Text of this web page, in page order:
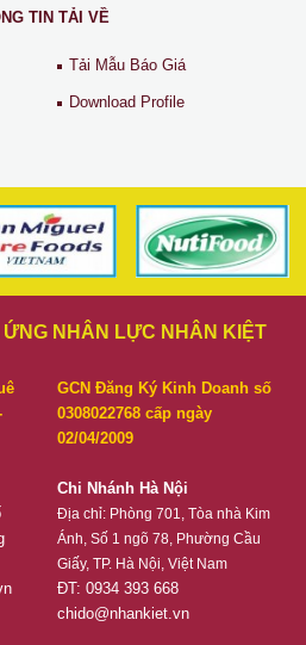
TIN TẢI VỀ
Tải Mẫu Báo Giá
Download Profile
NHÂN LỰC NHÂN KIỆT
GCN Đăng Ký Kinh Doanh số
0308022768 cấp ngày
02/04/2009
Chi Nhánh Hà Nội
Địa chỉ: Phòng 701, Tòa nhà Kim
Ánh, Số 1 ngõ 78, Phường Cầu
Giấy, TP. Hà Nội, Việt Nam
ĐT: 0934 393 668
chido@nhankiet.vn